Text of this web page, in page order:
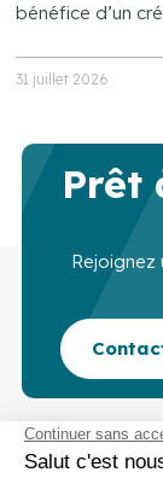
bénéfice d’un
31 juillet 2026
Prêt
Rejoignez